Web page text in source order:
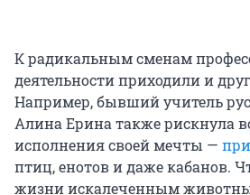
К радикальным сменам
деятельности приходили и
Например, бывший учитель
Алина Ерина также рискнула
исполнения своей мечты —
птиц, енотов и даже кабанов.
жизни искалеченным